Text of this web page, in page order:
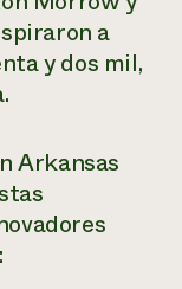
a
y dos mil,
Arkansas